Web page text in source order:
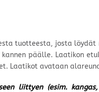
tuotteesta, josta
päälle. Laatikon
Laatikot avataan
liittyen (esim.